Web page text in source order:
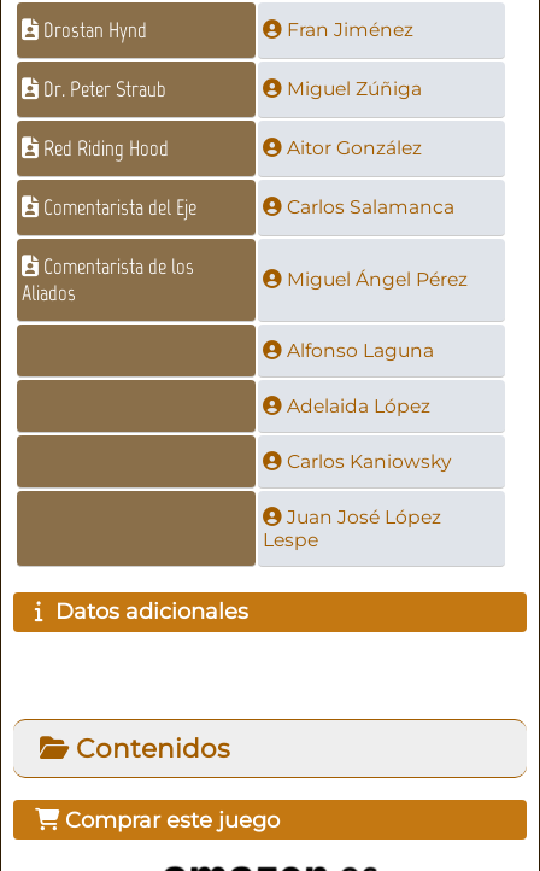
Drostan Hynd Fran Jiménez
Dr. Peter Straub Miguel Zúñiga
Red Riding Hood Aitor González
Comentarista del Eje Carlos Salamanca
Comentarista de los
Aliados
Miguel Ángel Pérez
Alfonso Laguna
Adelaida López
Carlos Kaniowsky
Juan José López
Lespe
Datos adicionales
Contenidos
Comprar este juego